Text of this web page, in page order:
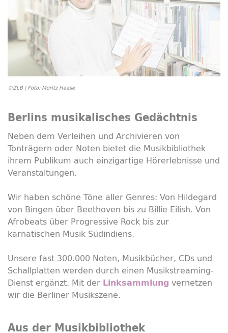
©ZLB | Foto: Moritz Haase
Berlins musikalisches Gedächtnis
Neben dem Verleihen und Archivieren von
Tonträgern oder Noten bietet die Musikbibliothek
ihrem Publikum auch einzigartige Hörerlebnisse und
Veranstaltungen.
Wir haben schöne Töne aller Genres: Von Hildegard
von Bingen über Beethoven bis zu Billie Eilish. Von
Afrobeats über Progressive Rock bis zur
karnatischen Musik Südindiens.
Unsere fast 300.000 Noten, Musikbücher, CDs und
Schallplatten werden durch einen Musikstreaming-
Dienst ergänzt. Mit der Linksammlung vernetzen
wir die Berliner Musikszene.
Aus der Musikbibliothek